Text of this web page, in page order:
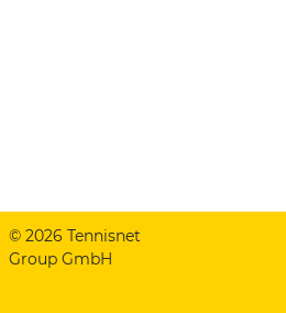
© 2026 Tennisnet
Group GmbH